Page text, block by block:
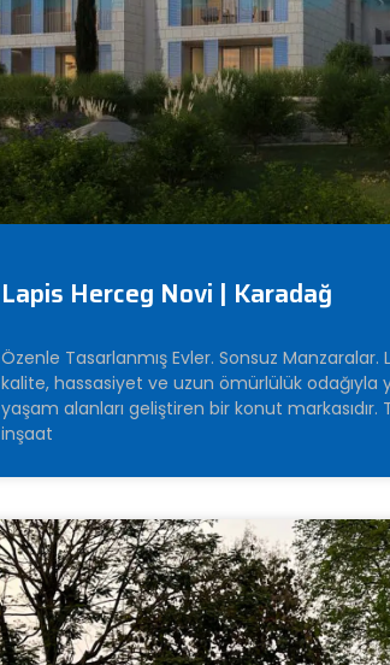
Lapis Herceg Novi | Karadağ
Özenle Tasarlanmış Evler. Sonsuz
kalite, hassasiyet ve uzun ömürlülük odağıyla
yaşam alanları geliştiren bir konut markasıdır.
inşaat